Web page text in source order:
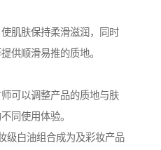
肌肤保持柔滑滋润，同时
供顺滑易推的质地。
可以调整产品的质地与肤
同使用体验。
级白油组合成为及彩妆产品